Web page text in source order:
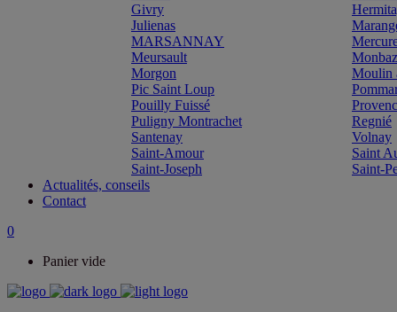
Givry
Julienas
MARSANNAY
Meursault
Morgon
Moulin
Pic Saint Loup
Pouilly Fuissé
Puligny Montrachet
Regnié
Santenay
Volnay
Saint-Amour
Saint
Saint-Joseph
Saint-
Actualités, conseils
Contact
0
Panier vide